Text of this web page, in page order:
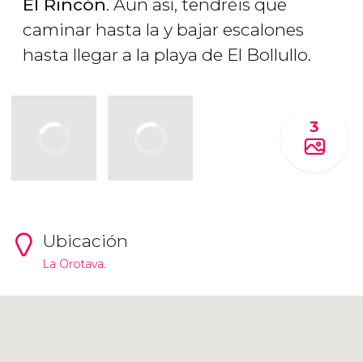
El Rincón. Aun así, tendréis que
caminar hasta la y bajar escalones
hasta llegar a la playa de El Bollullo.
3
Ubicación
La Orotava.